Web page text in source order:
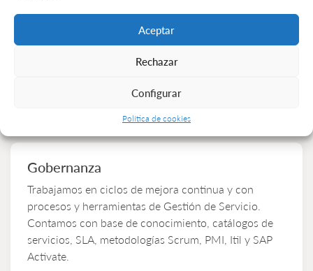
Aceptar
Rechazar
Configurar
Política de cookies
Equipo multidisciplinario
Cuenta con expertos certificados por las marcas y
proyecto. También profesionales en IA, Cloud,
Gobernanza
Trabajamos en ciclos de mejora continua y con
procesos y herramientas de Gestión de Servicio.
Contamos con base de conocimiento, catálogos de
servicios, SLA, metodologías Scrum, PMI, Itil y SAP
Activate.